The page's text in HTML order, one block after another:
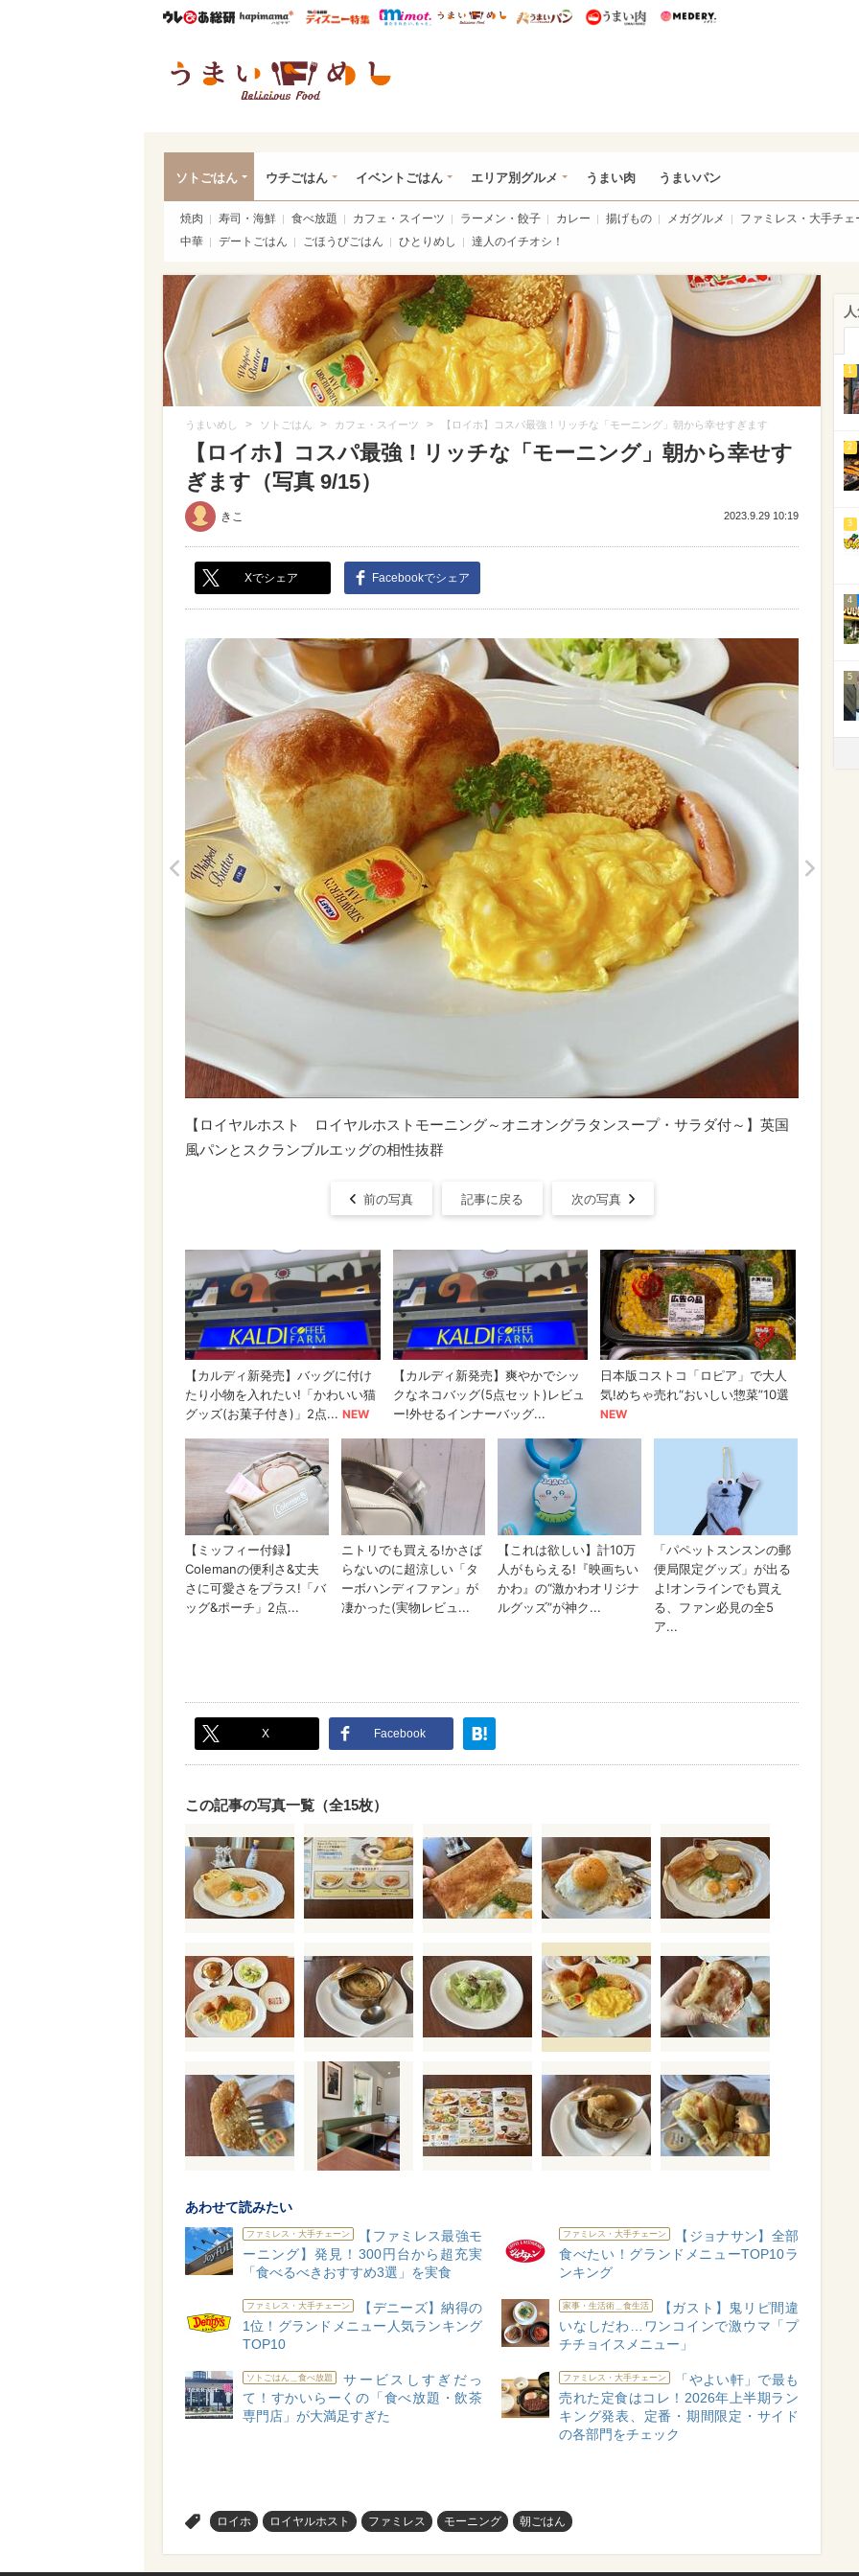
ウレぴあ総研ハピママ* ウレぴあ総研 ディズニー特集
mimot. うまいめし うまいパン うまい肉
ソトごはん ウチごはん イベントごはん エリア別グルメ うまい肉 うまいパン
焼肉 寿司・海鮮 食べ放題 カフェ・スイーツ ラーメン・餃子 カレー 揚げもの メガグルメ
ファミレス・大手チェ
中華
デートごはん ごほうびごはん ひとりめし 達人のイチオシ！
うまいめし > ソトごはん > カフェ・スイーツ > 【ロイホ】コスパ最強！リッチな「モーニング」朝から幸せすぎます
【ロイホ】コスパ最強！リッチな「モーニング」朝から幸せす
ぎます（写真 9/15）
きこ 2023.9.29 10:19
Xでシェア Facebookでシェア
【ロイヤルホスト ロイヤルホストモーニング～オニオングラタンスープ・サラダ付～】英国
風パンとスクランブルエッグの相性抜群
前の写真 記事に戻る 次の写真
X Facebook
この記事の写真一覧（全15枚）
あわせて読みたい
ファミレス・大手チェーン
【ファミレス最強モ
ーニング】発見！300円台から超充実
「食べるべきおすすめ3選」を実食
ファミレス・大手チェーン
【ジョナサン】全部
食べたい！グランドメニューTOP10ラ
ンキング
ファミレス・大手チェーン
【デニーズ】納得の
1位！グランドメニュー人気ランキング
TOP10
家事・生活術＿食生活
【ガスト】鬼リピ間違
いなしだわ…ワンコインで激ウマ「プ
チチョイスメニュー」
ソトごはん＿食べ放題
サービスしすぎだっ
て！すかいらーくの「食べ放題・飲茶
専門店」が大満足すぎた
ファミレス・大手チェーン
「やよい軒」で最も
売れた定食はコレ！2026年上半期ラン
キング発表、定番・期間限定・サイド
の各部門をチェック
ロイホ ロイヤルホスト ファミレス モーニング 朝ごはん
1
2
3
4
5